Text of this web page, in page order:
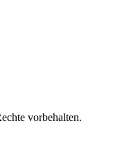
vorbehalten.